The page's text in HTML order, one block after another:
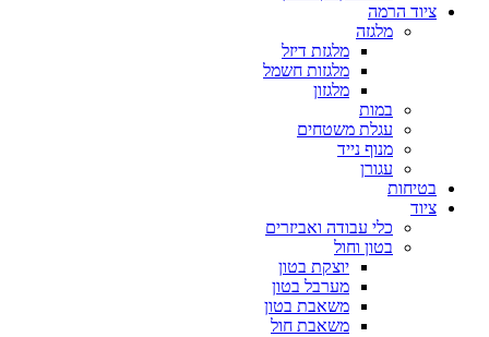
ציוד הרמה
מלגזה
מלגזת דיזל
מלגזות חשמל
מלגזון
במות
עגלת משטחים
מנוף נייד
עגורן
בטיחות
ציוד
כלי עבודה ואביזרים
בטון וחול
יוצקת בטון
מערבל בטון
משאבת בטון
משאבת חול